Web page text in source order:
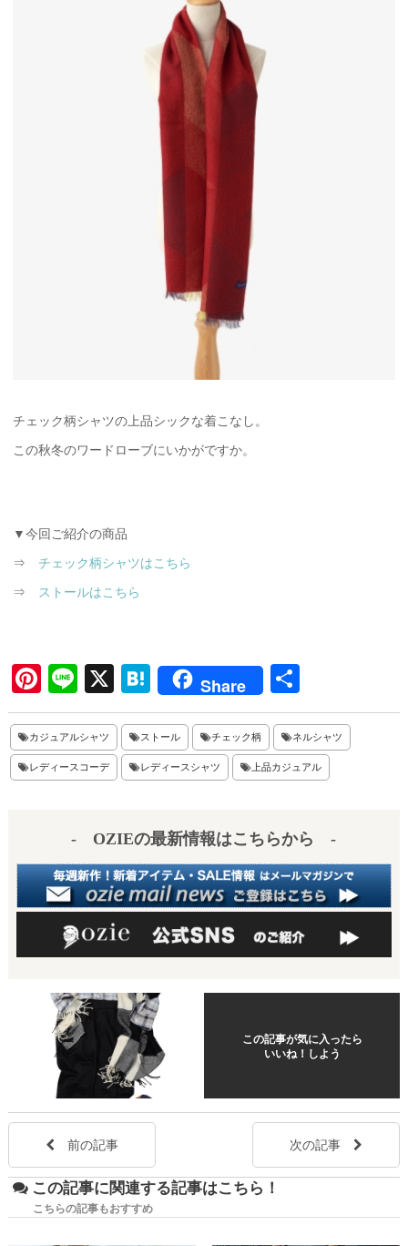
チェック柄シャツの上品シックな着こなし。
この秋冬のワードローブにいかがですか。
▼今回ご紹介の商品
⇒ チェック柄シャツはこちら
⇒ ストールはこちら
Pi
nt
er
es
Li
ne
X
H
at
en
a
Share
有
カジュアルシャツ ストール チェック柄 ネルシャツ
レディースコーデ レディースシャツ 上品カジュアル
- OZIEの最新情報はこちらから -
この記事が気に入ったら
いいね！しよう
前の記事 次の記事
この記事に関連する記事はこちら！
こちらの記事もおすすめ